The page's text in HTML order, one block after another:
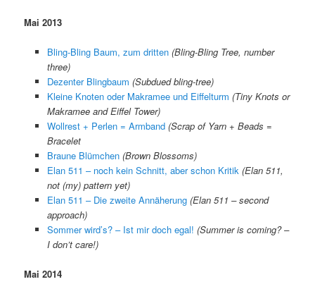
Mai 2013
Bling-Bling Baum, zum dritten (Bling-Bling Tree, number
three)
Dezenter Blingbaum (Subdued bling-tree)
Kleine Knoten oder Makramee und Eiffelturm (Tiny Knots or
Makramee and Eiffel Tower)
Wollrest + Perlen = Armband (Scrap of Yarn + Beads =
Bracelet
Braune Blümchen (Brown Blossoms)
Elan 511 – noch kein Schnitt, aber schon Kritik (Elan 511,
not (my) pattern yet)
Elan 511 – Die zweite Annäherung (Elan 511 – second
approach)
Sommer wird’s? – Ist mir doch egal! (Summer is coming? –
I don’t care!)
Mai 2014